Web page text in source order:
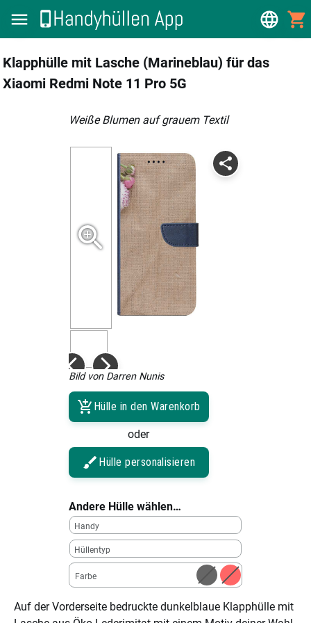
Klapphülle mit Lasche (Marineblau) für das
Xiaomi Redmi Note 11 Pro 5G
weiße Blumen auf grauem Textil
Bild von Darren Nunis
Hülle in den Warenkorb
oder
Hülle personalisieren
Andere Hülle wählen…
Handy
Hüllentyp
Farbe
Auf der Vorderseite bedruckte dunkelblaue Klapphülle mit